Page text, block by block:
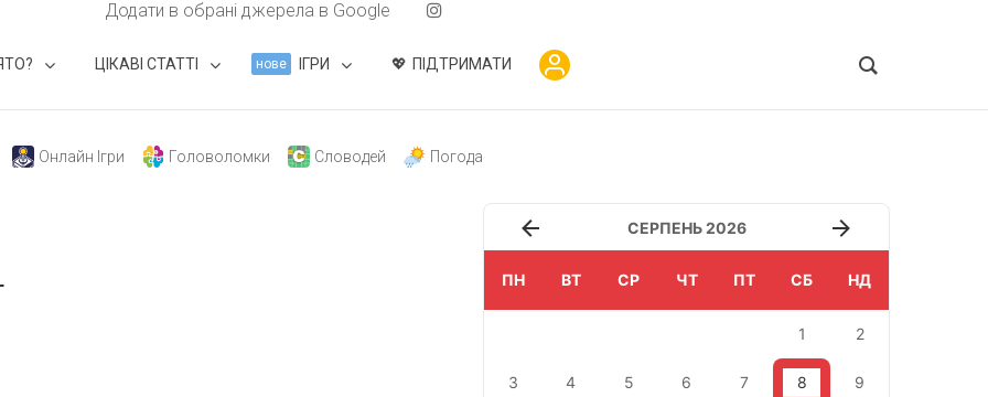
Додати в обрані джерела в Google
ЦІКАВІ СТАТТІ нове ІГРИ ПІДТРИМАТИ
Онлайн Ігри Головоломки Словодей Погода
СЕРПЕНЬ 2026
ПН ВТ СР ЧТ ПТ СБ НД
1 2
3 4 5 6 7 8 9